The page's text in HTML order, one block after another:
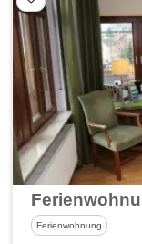
Ferienwohnung